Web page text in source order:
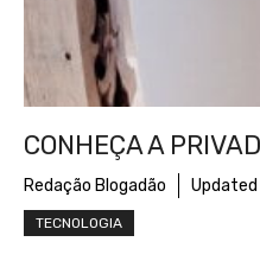
CONHEÇA A
Redação Blogadão Updated
TECNOLOGIA